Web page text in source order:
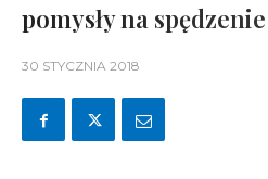
pomysły na
30 STYCZNIA 2018